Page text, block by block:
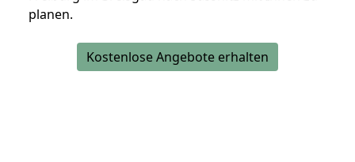
planen.
Kostenlose Angebote erhalten